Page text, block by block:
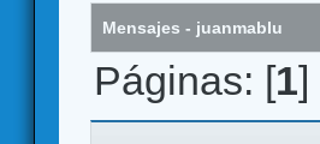
Mensajes - juanmablu
Páginas: [1]